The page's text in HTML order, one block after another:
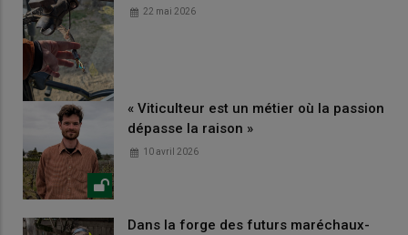
22 mai 2026
« Viticulteur est un métier où la passion
dépasse la raison »
10 avril 2026
Dans la forge des futurs maréchaux-